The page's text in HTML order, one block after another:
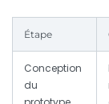
Étape
Conception
du